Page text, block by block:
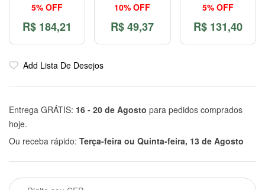
5% OFF
R$ 184,21
10% OFF
R$49,37
5% OFF
R$131,40
Add Lista De Desejos
Entrega GRÁTIS: 16 - 20 de Agosto para pedidos comprados
hoje.
Ou receba rápido: Terça-feira ou Quinta-feira, 13 de Agosto